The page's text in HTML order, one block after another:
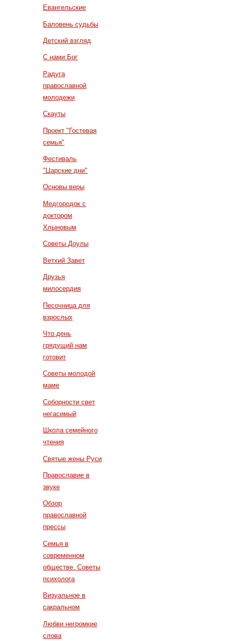
Евангельские
Баловень судьбы
Детский взгляд
С нами Бог
Радуга
православной
молодежи
Скауты
Проект "Гостевая
семья"
Фестиваль
"Царские дни"
Основы веры
Медгородок с
доктором
Хлыновым
Советы Доулы
Ветхий Завет
Друзья
милосердия
Песочница для
взрослых
Что день
грядущий нам
готовит
Советы молодой
маме
Соборности свет
негасимый
Школа семейного
чтения
Святые жены Руси
Православие в
звуке
Обзор
православной
прессы
Семья в
современном
обществе. Советы
психолога
Визуальное в
сакральном
Любви негромкие
слова